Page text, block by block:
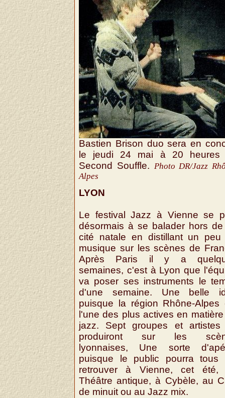
Bastien Brison duo sera en
le jeudi 24 mai à 20 heures
Second Souffle. Photo DR/Jazz
Alpes
LYON
Le festival Jazz à Vienne se
désormais à se balader hors
cité natale en distillant un peu
musique sur les scènes de
Après Paris il y a
semaines, c'est à Lyon que
va poser ses instruments le
d'une semaine. Une belle
puisque la région Rhône-Alpes
l'une des plus actives en
jazz. Sept groupes et artistes
produiront sur les
lyonnaises, Une sorte
puisque le public pourra tous
retrouver à Vienne, cet été,
Théâtre antique, à Cybèle, au
de minuit ou au Jazz mix.